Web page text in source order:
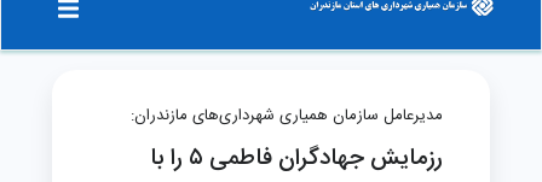
مدیرعامل سازمان همیاری شهرداری‌های مازندران:
رزمایش جهادگران فاطمی ۵ را با